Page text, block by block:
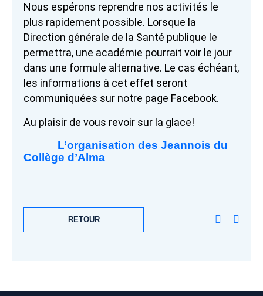
Nous espérons reprendre nos activités le
plus rapidement possible. Lorsque la
Direction générale de la Santé publique le
permettra, une académie pourrait voir le jour
dans une formule alternative. Le cas échéant,
les informations à cet effet seront
communiquées sur notre page Facebook.
Au plaisir de vous revoir sur la glace!
L’organisation des Jeannois du
Collège d’Alma
RETOUR